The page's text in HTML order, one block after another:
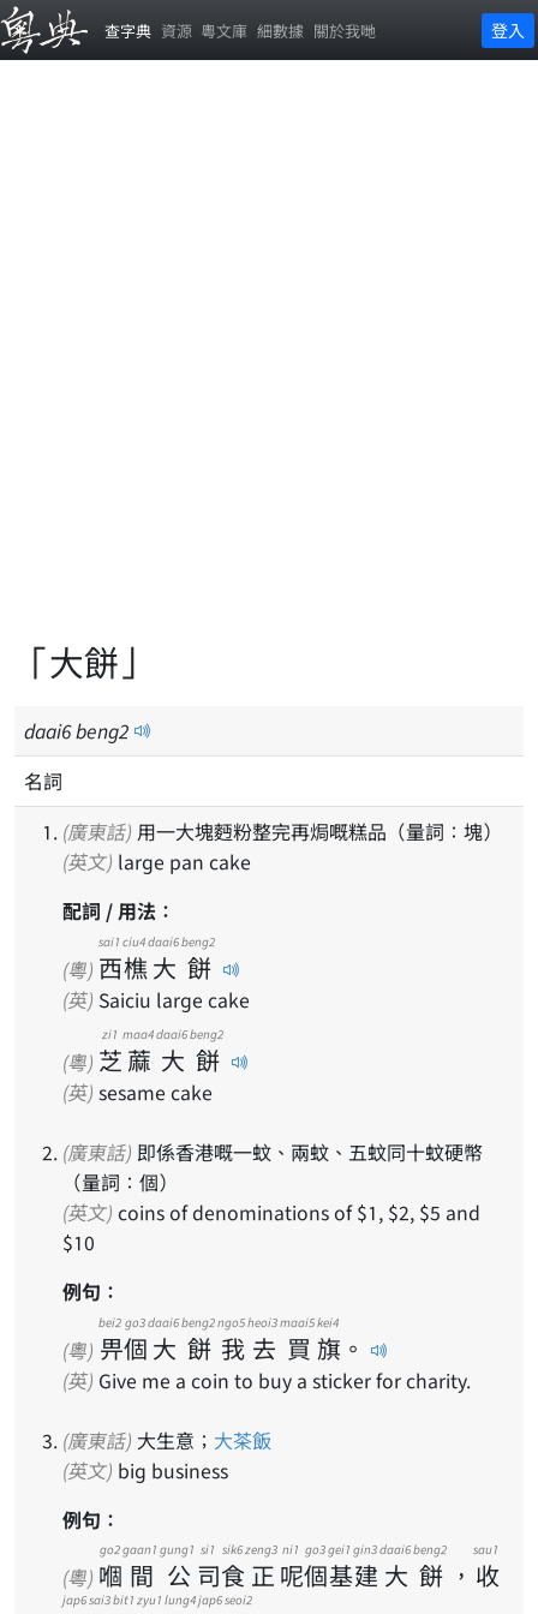
查字典 資源 粵文庫 細數據 關於我哋 登入
「大餅」
daai6beng2
名詞
(廣東話) 用一大塊麪粉整完再焗嘅糕品（量詞：塊）
(英文) large pan cake
配詞 / 用法：
(粵) 西
sai1
樵
ciu4
大
daai6
餅
beng2
(英) Saiciu large cake
(粵) 芝
zi1
蔴
maa4
大
daai6
餅
beng2
(英) sesame cake
(廣東話)
（量詞：個）
(英文)
$10
例句：
(粵) 畀
bei2
個
go3
大
daai6
餅
beng2
我
ngo5
去
heoi3
買
maai5
旗
kei4
。
(英) Give me a coin to buy a sticker for charity.
(廣東話) 大生意； 大茶飯
(英文) big business
例句：
(粵) 嗰
go2
間
gaan1
公
gung1
司
si1
食
sik6
正
zeng3
呢
ni1
個
go3
基
gei1
建
gin3
大
daai6
餅
beng2
， 收
sau1
jap6sai3bit1 zyu1 lung4jap6seoi2